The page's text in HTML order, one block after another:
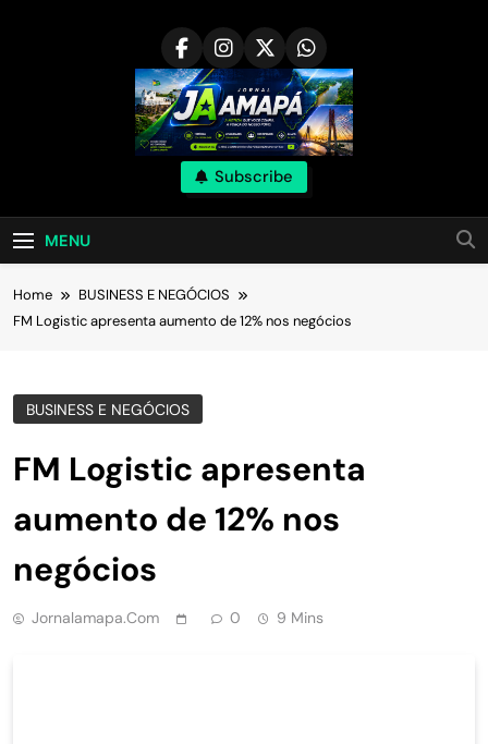
Subscribe
MENU
Home
BUSINESS E NEGÓCIOS
FM Logistic apresenta aumento de 12% nos negócios
BUSINESS E NEGÓCIOS
FM Logistic apresenta
aumento de 12% nos
negócios
Jornalamapa.com 0 9 Mins